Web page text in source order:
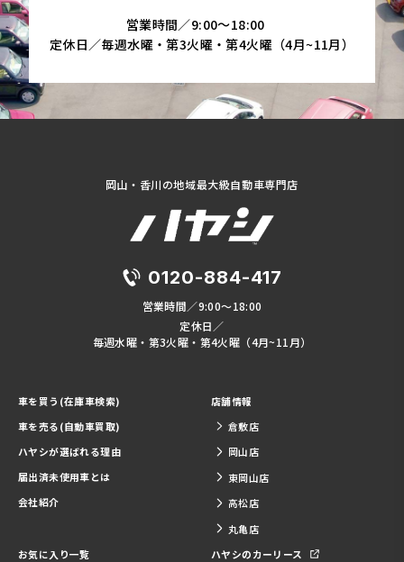
営業時間／9:00～18:00
定休日／毎週水曜・第3火曜・第4火曜（4月~11月）
岡山・香川の地域最大級自動車専門店
0120-884-417
営業時間／9:00～18:00
定休日／
毎週水曜・第3火曜・第4火曜（4月~11月）
車を買う(在庫車検索)
車を売る(自動車買取)
ハヤシが選ばれる理由
届出済未使用車とは
会社紹介
店舗情報
倉敷店
岡山店
東岡山店
高松店
丸亀店
お気に入り一覧
ハヤシのカーリース